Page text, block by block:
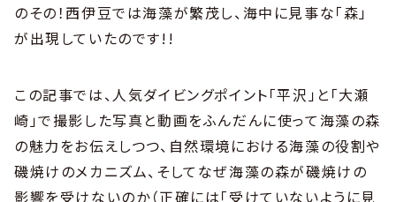
のその！西伊豆では海藻が繁茂し、海中に見事な「森」
が出現していたのです!!
この記事では、人気ダイビングポイント「平沢」と「大瀬
崎」で撮影した写真と動画をふんだんに使って海藻の森
の魅力をお伝えしつつ、自然環境における海藻の役割や
磯焼けのメカニズム、そしてなぜ海藻の森が磯焼けの
影響を受けないのか（正確には「受けていないように見